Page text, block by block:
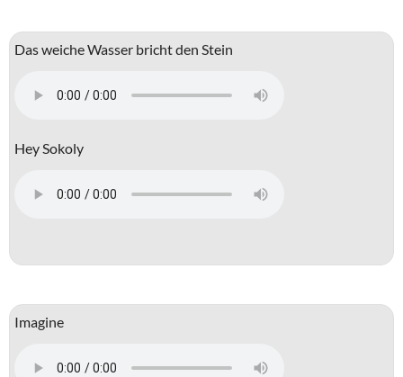
Das weiche Wasser bricht den Stein
Hey Sokoly
Imagine